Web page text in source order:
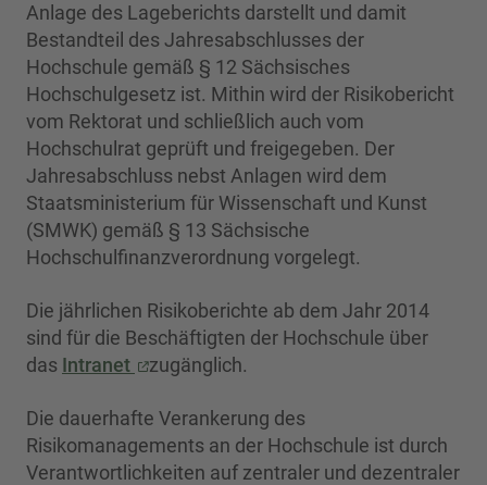
Anlage des Lageberichts darstellt und damit
Bestandteil des Jahresabschlusses der
Hochschule gemäß § 12 Sächsisches
Hochschulgesetz ist. Mithin wird der Risikobericht
vom Rektorat und schließlich auch vom
Hochschulrat geprüft und freigegeben. Der
Jahresabschluss nebst Anlagen wird dem
Staatsministerium für Wissenschaft und Kunst
(SMWK) gemäß § 13 Sächsische
Hochschulfinanzverordnung vorgelegt.
Die jährlichen Risikoberichte ab dem Jahr 2014
sind für die Beschäftigten der Hochschule über
das Intranet zugänglich.
Die dauerhafte Verankerung des
Risikomanagements an der Hochschule ist durch
Verantwortlichkeiten auf zentraler und dezentraler